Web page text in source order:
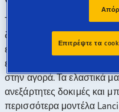
Τα ελαστικά μας έχουν
δοκιμές, ενώ προσφέρουμε
ελαστικών με αξιολόγηση
ελαστικών ΕΕ, μεταξύ
στην αγορά. Τα ελαστικά
ανεξάρτητες δοκιμές και
περισσότερα μοντέλα
Επιτρέψτε τα